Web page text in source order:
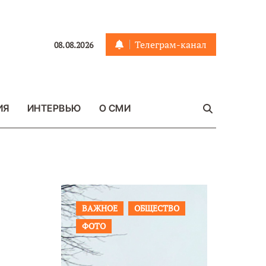
08.08.2026 Телеграм-канал
ИНТЕРВЬЮ О СМИ
ПРОИСШЕСТВИЯ ФОТО